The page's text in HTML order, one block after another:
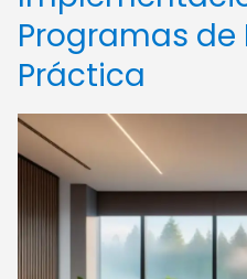
Programas de
Práctica